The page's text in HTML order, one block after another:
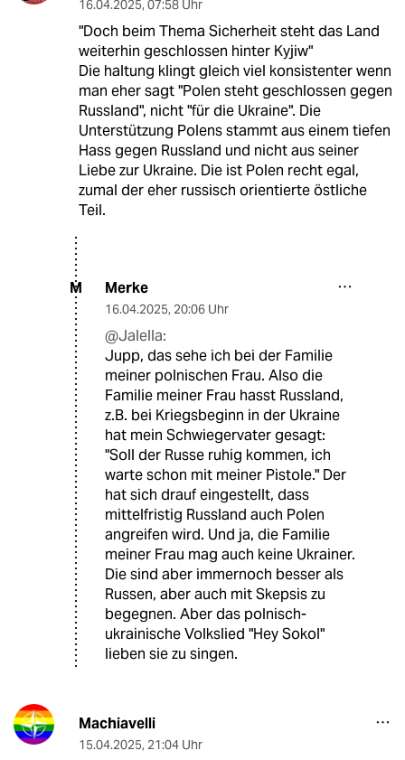
16.04.2025, 07:58 Uhr
"Doch beim Thema Sicherheit steht das Land
weiterhin geschlossen hinter Kyjiw"
Die haltung klingt gleich viel konsistenter wenn
man eher sagt "Polen steht geschlossen gegen
Russland", nicht "für die Ukraine". Die
Unterstützung Polens stammt aus einem tiefen
Hass gegen Russland und nicht aus seiner
Liebe zur Ukraine. Die ist Polen recht egal,
zumal der eher russisch orientierte östliche
Teil.
M Merke
16.04.2025, 20:06 Uhr
@Jalella:
Jupp, das sehe ich bei der Familie
meiner polnischen Frau. Also die
Familie meiner Frau hasst Russland,
z.B. bei Kriegsbeginn in der Ukraine
hat mein Schwiegervater gesagt:
"Soll der Russe ruhig kommen, ich
warte schon mit meiner Pistole." Der
hat sich drauf eingestellt, dass
mittelfristig Russland auch Polen
angreifen wird. Und ja, die Familie
meiner Frau mag auch keine Ukrainer.
Die sind aber immernoch besser als
Russen, aber auch mit Skepsis zu
begegnen. Aber das polnisch-
ukrainische Volkslied "Hey Sokol"
lieben sie zu singen.
Machiavelli
15.04.2025, 21:04 Uhr